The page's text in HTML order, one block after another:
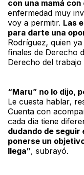
con una mamá
enfermedad muy
voy a permitir. Las
para darte una
Rodríguez, quien
finales de Derecho
Derecho del trabajo
“Maru” no lo dijo,
Le cuesta hablar,
Cuenta con
cada día tiene
dudando de seguir
ponerse un
llega”, subrayó.